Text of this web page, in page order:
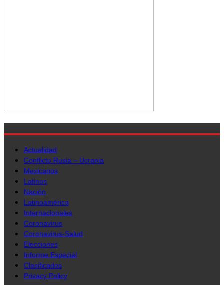
Actualidad
Conflicto Rusia – Ucrania
Mexicanos
Latinos
Nación
Latinoamérica
Internacionales
Coronavirus
Coronavirus-Salud
Elecciones
Informe Especial
Clasificados
Privacy Policy